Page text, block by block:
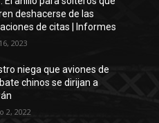
deshacerse de las
de citas | Informes
2023
niega que aviones de
chinos se dirijan a
2, 2022